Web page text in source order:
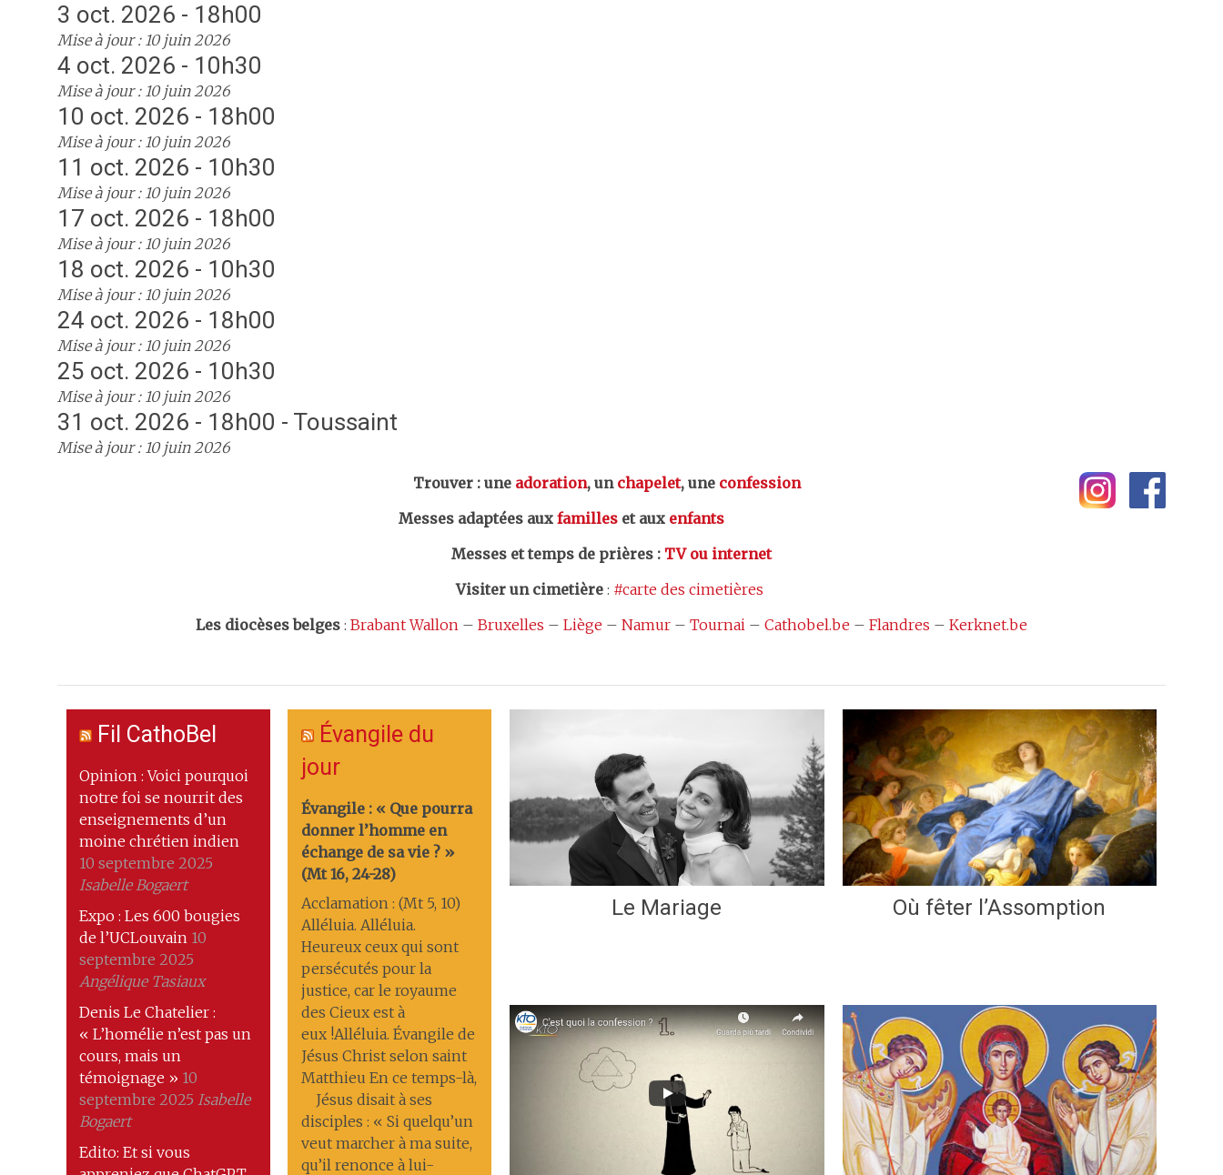
3 oct. 2026 - 18h00
Mise à jour : 10 juin 2026
4 oct. 2026 - 10h30
Mise à jour : 10 juin 2026
10 oct. 2026 - 18h00
Mise à jour : 10 juin 2026
11 oct. 2026 - 10h30
Mise à jour : 10 juin 2026
17 oct. 2026 - 18h00
Mise à jour : 10 juin 2026
18 oct. 2026 - 10h30
Mise à jour : 10 juin 2026
24 oct. 2026 - 18h00
Mise à jour : 10 juin 2026
25 oct. 2026 - 10h30
Mise à jour : 10 juin 2026
31 oct. 2026 - 18h00 - Toussaint
Mise à jour : 10 juin 2026
Trouver : une adoration, un chapelet, une confession
Messes adaptées aux familles et aux enfants
Messes et temps de prières : TV ou internet
Visiter un cimetière : #carte des cimetières
Les diocèses belges : Brabant Wallon – Bruxelles – Liège – Namur – Tournai – Cathobel.be – Flandres – Kerknet.be
Fil CathoBel
Opinion : Voici pourquoi
notre foi se nourrit des
enseignements d’un
moine chrétien indien
10 septembre 2025
Isabelle Bogaert
Expo : Les 600 bougies
de l’UCLouvain 10
septembre 2025
Angélique Tasiaux
Denis Le Chatelier :
« L’homélie n’est pas un
cours, mais un
témoignage » 10
septembre 2025 Isabelle
Bogaert
Edito: Et si vous
Évangile du
jour
Évangile : « Que pourra
donner l’homme en
échange de sa vie ? »
(Mt 16, 24-28)
Acclamation : (Mt 5, 10)
Alléluia. Alléluia.
Heureux ceux qui sont
persécutés pour la
justice, car le royaume
des Cieux est à
eux !Alléluia. Évangile de
Jésus Christ selon saint
Matthieu En ce temps-là,
Jésus disait à ses
disciples : « Si quelqu’un
veut marcher à ma suite,
qu’il renonce à lui-
Le Mariage Où fêter l’Assomption